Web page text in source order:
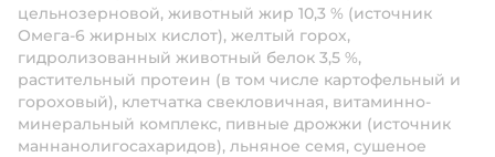
цельнозерновой, животный жир 10,3 % (источник
Омега-6 жирных кислот), желтый горох,
гидролизованный животный белок 3,5 %,
растительный протеин (в том числе картофельный и
гороховый), клетчатка свекловичная, витаминно-
минеральный комплекс, пивные дрожжи (источник
маннанолигосахаридов), льняное семя, сушеное